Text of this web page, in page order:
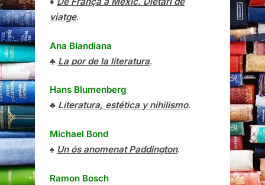
viatge.
Ana Blandiana
♣ La por de la literatura.
Hans Blumenberg
♣ Literatura, estética y nihilismo.
Michael Bond
♠ Un ós anomenat Paddington.
Ramon Bosch